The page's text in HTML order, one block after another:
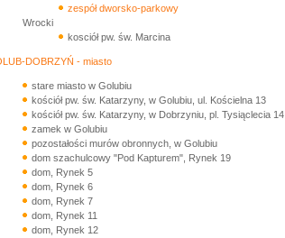
zespół dworsko-parkowy
Wrocki
kosciół pw. św. Marcina
DOBRZYŃ - miasto
stare miasto w Golubiu
kościół pw. św. Katarzyny, w Golubiu, ul. Kościelna 13
kościół pw. św. Katarzyny, w Dobrzyniu, pl. Tysiąclecia 14
zamek w Golubiu
pozostałości murów obronnych, w Golubiu
dom szachulcowy "Pod Kapturem", Rynek 19
dom, Rynek 5
dom, Rynek 6
dom, Rynek 7
dom, Rynek 11
dom, Rynek 12